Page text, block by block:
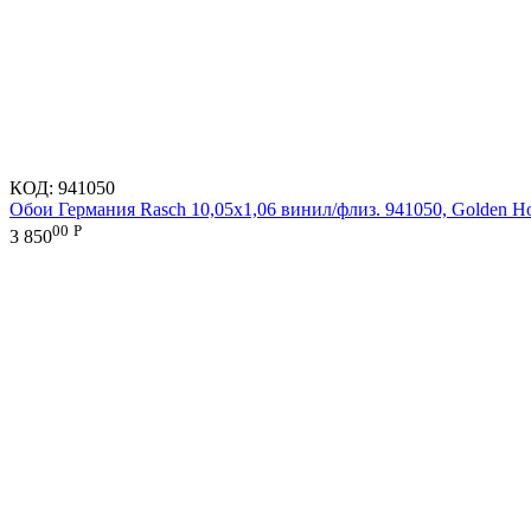
КОД: 941050
Обои Германия Rasch 10,05x1,06 винил/флиз. 941050, Golden
3 85000 Р